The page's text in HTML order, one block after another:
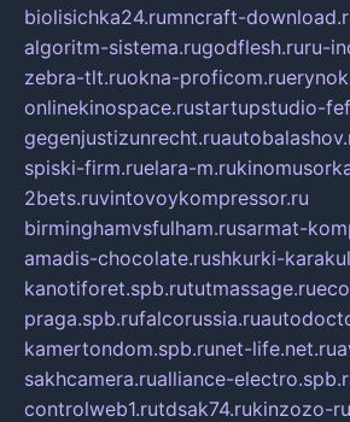
biolisichka24.rumncraft-
algoritm-sistema.rugodflesh.ruru-
zebra-tlt.ruokna-proficom.ru
onlinekinospace.rustartupstudio-
gegenjustizunrecht.ru
spiski-firm.ruelara-m.ru
2bets.ruvintovoykompressor.ru
birminghamvsfulham.rusarmat-
amadis-chocolate.rushkurki-
kanotiforet.spb.rututmassage.ru
praga.spb.rufalcorussia.ru
kamertondom.spb.runet-life.net.ru
sakhcamera.rualliance-
controlweb1.rutdsak74.rukinzozo-